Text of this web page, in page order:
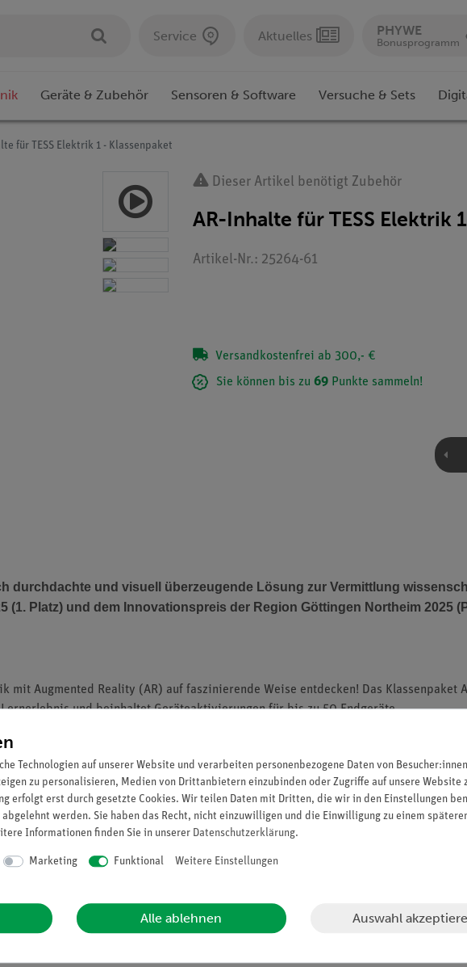
Service Aktuelles PHYWE
Bonusprogramm
Geräte & Zubehör Sensoren & Software Versuche & Sets
für TESS Elektrik 1 - Klassenpaket
Dieser Artikel benötigt Zubehör
AR-Inhalte für TESS Elektrik
Artikel-Nr.: 25264-61
Versandkostenfrei ab 300,- €
Sie können bis zu 69 Punkte sammeln!
durchdachte und visuell überzeugende Lösung zur Vermittlung
Platz) und dem Innovationspreis der Region Göttingen Northeim 2025
mit Augmented Reality (AR) auf faszinierende Weise entdecken! Das Klassenpaket
und beinhaltet Geräteaktivierungen für bis zu 50 Endgeräte.
erweitert werden:
Lösung für Schulen, die eine Klasse oder eine spezifische Gruppe von Lernenden
Technologien auf unserer Website und verarbeiten personenbezogene Daten von
zu personalisieren, Medien von Drittanbietern einzubinden oder Zugriffe auf unsere Website
erfolgt erst durch gesetzte Cookies. Wir teilen Daten mit Dritten, die wir in den Einstellungen
werden. Sie haben das Recht, nicht einzuwilligen und die Einwilligung zu einem
Informationen finden Sie in unserer Daten­schutz­erklärung.
Marketing Funktional Weitere Einstellungen
Alle ablehnen Auswahl